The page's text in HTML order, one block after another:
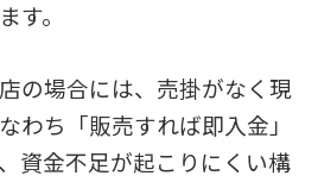
す。
の場合には、売掛がなく現
わち「販売すれば即入金」
資金不足が起こりにくい構